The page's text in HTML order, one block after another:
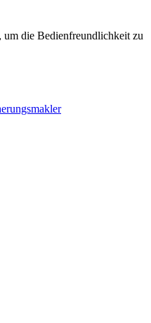
um die Bedienfreundlichkeit zu